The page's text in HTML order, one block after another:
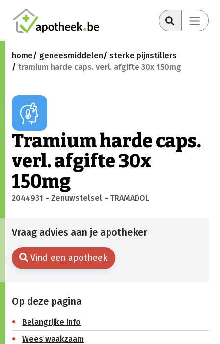
home geneesmiddelen
sterke pijnstillers
tramium harde caps. verl. afgifte 30x 150mg
Tramium harde caps.
verl. afgifte 30x
150mg
2044931 - Zenuwstelsel - TRAMADOL
Vraag advies aan je apotheker
Vind een apotheek
Op deze pagina
Belangrijke info
Wees waakzaam